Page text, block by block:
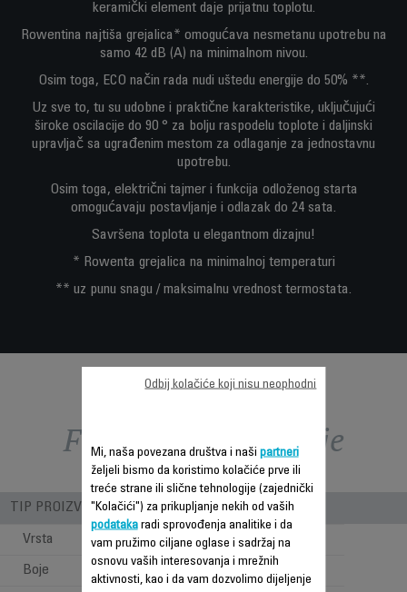
keramički element daje prijatnu toplotu.
Rowentina najtiša grejalica* omogućava nesmetanu upotrebu na
samo 42 dB (A) na minimalnom nivou.
Osim toga, ECO način rada nudi uštedu energije do 50% **.
Uz sve to, tu su udobne i praktične karakteristike, uključujući
široke oscilacije do 90 ° za bolju raspodelu toplote i daljinski
upravljač sa ugrađenim mestom za odlaganje za jednostavnu
upotrebu.
Osim toga, električni tajmer i funkcija odloženog starta
omogućavaju postavljanje i odlazak do 24 sata.
Savršena toplota u elegantnom dizajnu!
* Rowenta grejalica na minimalnoj temperaturi
** uz punu snagu / maksimalnu vrednost termostata.
Funkcije – poređenje
TIP PROIZVODA
Vrsta Ceramic fan
Boje
Mi, naša povezana društva i naši partneri
željeli bismo da koristimo kolačiće prve ili
treće strane ili slične tehnologije (zajednički
"Kolačići") za prikupljanje nekih od vaših
podatakaradi sprovođenja analitike i da
vam pružimo ciljane oglase i sadržaj na
osnovu vaših interesovanja i mrežnih
aktivnosti, kao i da vam dozvolimo dijeljenje
Odbij kolačiće koji nisu neophodni